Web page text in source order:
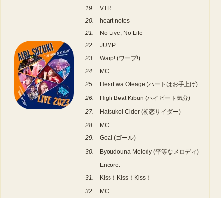
19.
VTR
20.
heart notes
21.
No Live, No Life
22.
JUMP
23.
Warp! (ワープ!)
24.
MC
25.
Heart wa Oteage (ハートはお手上げ)
26.
High Beat Kibun (ハイビート気分)
27.
Hatsukoi Cider (初恋サイダー)
28.
MC
29.
Goal (ゴール)
30.
Byoudouna Melody (平等なメロディ)
-
Encore:
31.
Kiss！Kiss！Kiss！
32.
MC